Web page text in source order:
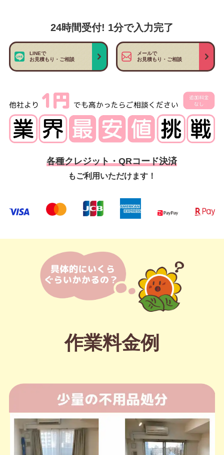
24時間受付! 1分で入力完了
LINEで
お見積もり・ご相談
メールで
お見積もり・ご相談
各種クレジット・QRコード決済
もご利用いただけます！
作業料金例